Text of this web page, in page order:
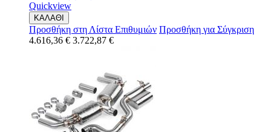
Quickview
ΚΑΛΑΘΙ
Προσθήκη στη Λίστα Επιθυμιών Προσθήκη για Σύγκριση
4.616,36 € 3.722,87 €